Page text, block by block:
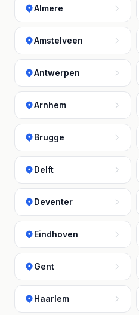
Almere
Amstelveen
Antwerpen
Arnhem
Brugge
Delft
Deventer
Eindhoven
Gent
Haarlem